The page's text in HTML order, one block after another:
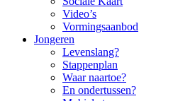
Video’s
Vormingsaanbod
Jongeren
Levenslang?
Stappenplan
Waar naartoe?
En ondertussen?